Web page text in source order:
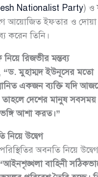
Nationalist Party) ও
আয়োজিত ইফতার ও দোয়া
করেন তিনি।
রিজভীর মন্তব্য
“ড. মুহাম্মদ ইউনূসের মতো
একজন ব্যক্তি যদি
তাহলে দেশের মানুষ
আশা করত।”
নিয়ে উদ্বেগ
অবনতি নিয়ে
বাহিনী